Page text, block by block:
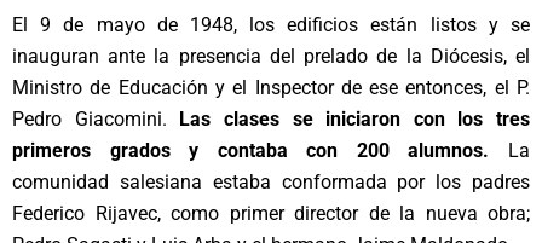
El 9 de mayo de 1948, los edificios están listos y se
inauguran ante la presencia del prelado de la Diócesis, el
Ministro de Educación y el Inspector de ese entonces, el P.
Pedro Giacomini. Las clases se iniciaron con los tres
primeros grados y contaba con 200 alumnos. La
comunidad salesiana estaba conformada por los padres
Federico Rijavec, como primer director de la nueva obra;